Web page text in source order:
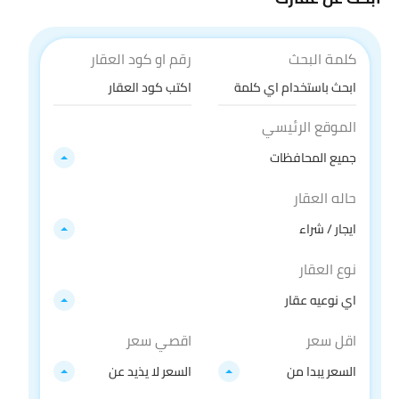
كلمة البحث رقم او كود العقار
الموقع الرئيسي
جميع المحافظات
حاله العقار
ايجار / شراء
نوع العقار
اي نوعيه عقار
اقل سعر
السعر يبدا من
اقصي سعر
السعر لا يذيد عن